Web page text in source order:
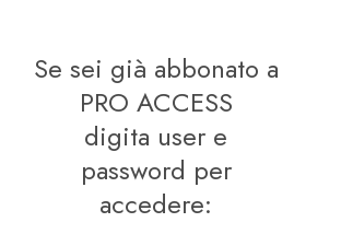
Se sei già abbonato a
PRO ACCESS
digita user e
password per
accedere: